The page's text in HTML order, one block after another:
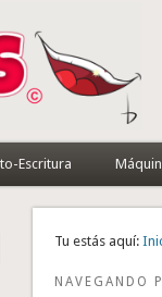
Escritura
Tu estás aquí:
NAVEGANDO